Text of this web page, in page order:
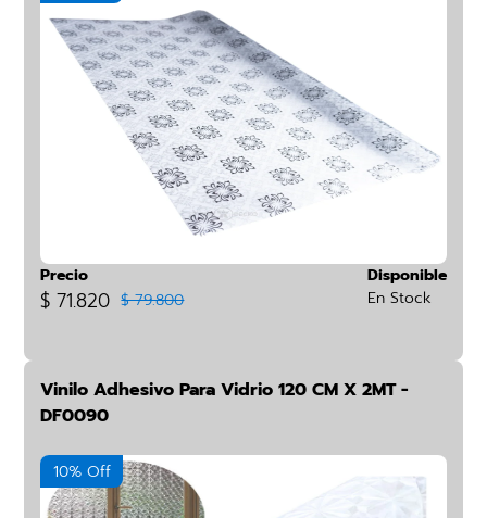
Precio
$ 71.820 $ 79.800
Disponible
En Stock
Vinilo Adhesivo Para Vidrio 120 CM X 2MT -
DF0090
10% Off